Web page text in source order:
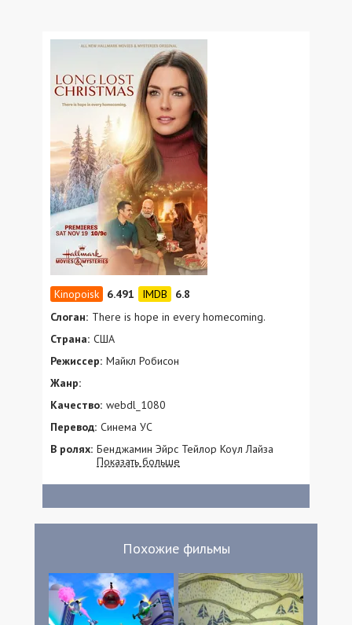
6.491
6.8
Слоган: There is hope in every homecoming.
Страна: США
Режиссер: Майкл Робисон
Жанр:
Качество: webdl_1080
Перевод: Синема УС
В ролях: Бенджамин Эйрс Тейлор Коул Лайза
Хьюже Стефания Инделикато Камилль
Мартенс
Показать больше
Похожие фильмы